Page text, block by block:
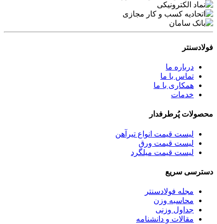
فولادسنتر
درباره ما
تماس با ما
همکاری با ما
خدمات
محصولات پُرطرفدار
لیست قیمت انواع تیرآهن
لیست قیمت ورق
لیست قیمت میلگرد
دسترسی سریع
مجله فولادسنتر
محاسبه وزن
جداول وزنی
مقالات و دانشنامه